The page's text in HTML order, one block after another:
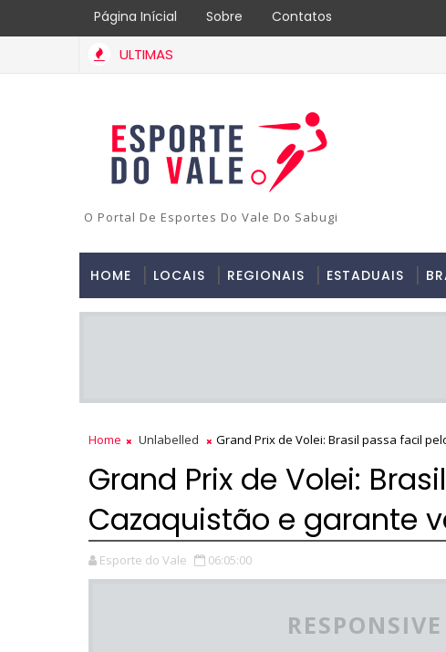
Página Inícial Sobre Contatos
ULTIMAS
O Portal De Esportes Do Vale Do Sabugi
HOME LOCAIS REGIONAIS ESTADUAIS
Home Unlabelled Grand Prix de Volei: Brasil passa facil
Grand Prix de Volei:
Cazaquistão e garante
Esporte do Vale 06:05:00